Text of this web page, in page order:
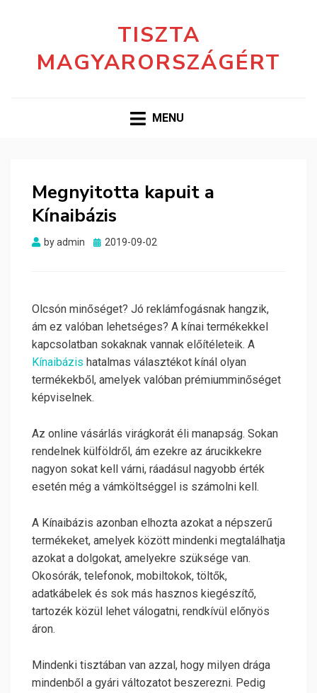
TISZTA
MAGYARORSZÁGÉRT
MENU
Megnyitotta kapuit a
Kínaibázis
byadmin
Posted
2019-09-02
Olcsón minőséget? Jó reklámfogásnak hangzik,
ám ez valóban lehetséges? A kínai termékekkel
kapcsolatban sokaknak vannak előítéleteik. A
Kínaibázis hatalmas választékot kínál olyan
termékekből, amelyek valóban prémiumminőséget
képviselnek.
Az online vásárlás virágkorát éli manapság. Sokan
rendelnek külföldről, ám ezekre az árucikkekre
nagyon sokat kell várni, ráadásul nagyobb érték
esetén még a vámköltséggel is számolni kell.
A Kínaibázis azonban elhozta azokat a népszerű
termékeket, amelyek között mindenki megtalálhatja
azokat a dolgokat, amelyekre szüksége van.
Okosórák, telefonok, mobiltokok, töltők,
adatkábelek és sok más hasznos kiegészítő,
tartozék közül lehet válogatni, rendkívül előnyös
áron.
Mindenki tisztában van azzal, hogy milyen drága
mindenből a gyári változatot beszerezni. Pedig